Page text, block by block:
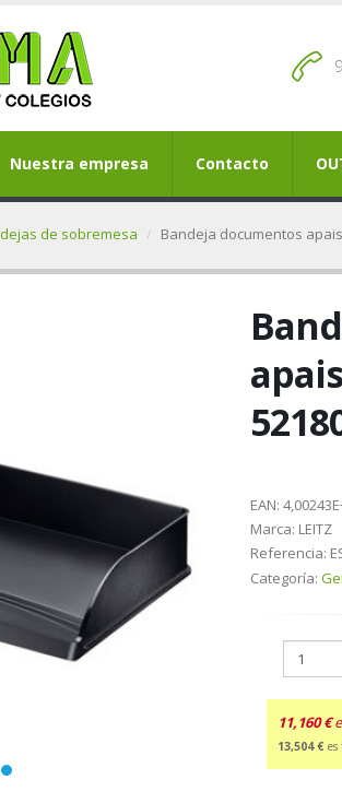
Nuestra empresa Contacto
de sobremesa Bandeja documentos
EAN:
Marca: LEITZ
Referencia:
Categoría:
11,160 €
13,504 €